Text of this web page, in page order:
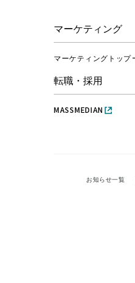
マーケティング
マーケティングトップ
転職・採用
MASSMEDIAN
お知らせ一覧